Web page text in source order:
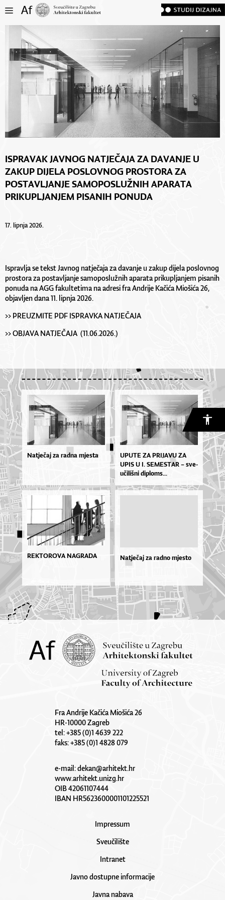
ISPRAVAK JAVNOG NATJEČAJA ZA DAVANJE U
ZAKUP DIJELA POSLOVNOG PROSTORA ZA
POSTAVLJANJE SAMOPOSLUŽNIH APARATA
PRIKUPLJANJEM PISANIH PONUDA
17. lipnja 2026.
Ispravlja se tekst Javnog natječaja za davanje u zakup dijela poslovnog
prostora za postavljanje samoposlužnih aparata prikupljanjem pisanih
ponuda na AGG fakultetima na adresi fra Andrije Kačića Miošića 26,
objavljen dana 11. lipnja 2026.
>> PREUZMITE PDF ISPRAVKA NATJEČAJA
>> OBJAVA NATJEČAJA (11.06.2026.)
Natječaj za radna mjesta
UPU­TE ZA PRI­JA­VU ZA
UPIS U I. SE­MES­TAR – sve­
u­či­liš­ni di­plo­ms...
REKTOROVA NAGRADA Natječaj za radno mjesto
Fra Andrije Kačića Miošića 26
HR-10000 Zagreb
tel: +385 (0)1 4639 222
faks: +385 (0)1 4828 079
e-mail:dekan@arhitekt.hr
www.arhitekt.unizg.hr
OIB 42061107444
IBAN HR5623600001101225521
Impressum
Sveučilište
Intranet
Javno dostupne informacije
Javna nabava